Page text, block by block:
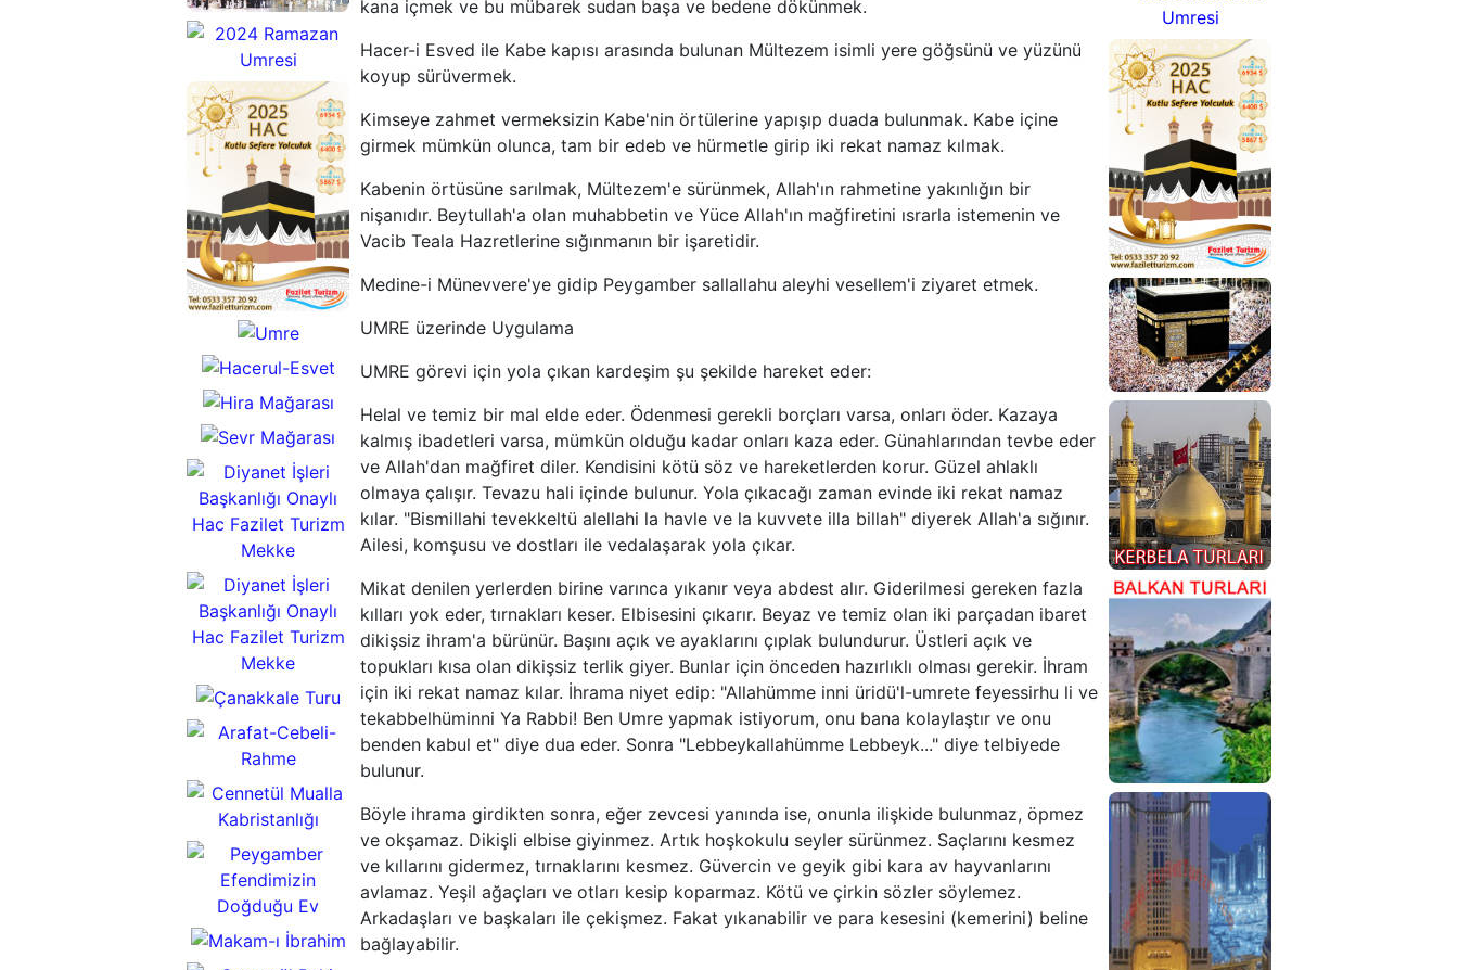
20 Günlük
Umre Turu
2026
Ramazan
Umresi
Turları
2026
Hac
Kutlu
Sefere
Yolculuk
15
Günlük
Umre
Turu
Hacerul-Esvet
Taşı
Nur Dağı
Hira Mağarası
Sevr Dağı
Sevr Mağarası
25
Günlük
Turu
15
Günlük
Umre
Turu
Turu
Cebeli Rahme
Cennetül
Mualla
Kabristanlığı
kana içmek ve bu mübarek sudan başa ve bedene dökünmek.
Hacer-i Esved ile Kabe kapısı arasında bulunan Mültezem isimli yere göğsünü ve yüzünü
koyup sürüvermek.
Kimseye zahmet vermeksizin Kabe'nin örtülerine yapışıp duada bulunmak. Kabe içine
girmek mümkün olunca, tam bir edeb ve hürmetle girip iki rekat namaz kılmak.
Kabenin örtüsüne sarılmak, Mültezem'e sürünmek, Allah'ın rahmetine yakınlığın bir
nişanıdır. Beytullah'a olan muhabbetin ve Yüce Allah'ın mağfiretini ısrarla istemenin ve
Vacib Teala Hazretlerine sığınmanın bir işaretidir.
Medine-i Münevvere'ye gidip Peygamber sallallahu aleyhi vesellem'i ziyaret etmek.
UMRE üzerinde Uygulama
UMRE görevi için yola çıkan kardeşim şu şekilde hareket eder:
Helal ve temiz bir mal elde eder. Ödenmesi gerekli borçları varsa, onları öder. Kazaya
kalmış ibadetleri varsa, mümkün olduğu kadar onları kaza eder. Günahlarından tevbe eder
ve Allah'dan mağfiret diler. Kendisini kötü söz ve hareketlerden korur. Güzel ahlaklı
olmaya çalışır. Tevazu hali içinde bulunur. Yola çıkacağı zaman evinde iki rekat namaz
kılar. "Bismillahi tevekkeltü alellahi la havle ve la kuvvete illa billah" diyerek Allah'a sığınır.
Ailesi, komşusu ve dostları ile vedalaşarak yola çıkar.
Mikat denilen yerlerden birine varınca yıkanır veya abdest alır. Giderilmesi gereken fazla
kılları yok eder, tırnakları keser. Elbisesini çıkarır. Beyaz ve temiz olan iki parçadan ibaret
dikişsiz ihram'a bürünür. Başını açık ve ayaklarını çıplak bulundurur. Üstleri açık ve
topukları kısa olan dikişsiz terlik giyer. Bunlar için önceden hazırlıklı olması gerekir. İhram
için iki rekat namaz kılar. İhrama niyet edip: "Allahümme inni üridü'l-umrete feyessirhu li ve
tekabbelhüminni Ya Rabbi! Ben Umre yapmak istiyorum, onu bana kolaylaştır ve onu
benden kabul et" diye dua eder. Sonra "Lebbeykallahümme Lebbeyk..." diye telbiyede
bulunur.
Böyle ihrama girdikten sonra, eğer zevcesi yanında ise, onunla ilişkide bulunmaz, öpmez
ve okşamaz. Dikişli elbise giyinmez. Artık hoşkokulu seyler sürünmez. Saçlarını kesmez
ve kıllarını gidermez, tırnaklarını kesmez. Güvercin ve geyik gibi kara av hayvanlarını
avlamaz. Yeşil ağaçları ve otları kesip koparmaz. Kötü ve çirkin sözler söylemez.
Arkadaşları ve başkaları ile çekişmez. Fakat yıkanabilir ve para kesesini (kemerini) beline
bağlayabilir.
2026
Umre
Turları
Fiyatları
2026
Ramazan
Umresi
Turları
2026
Hac
Kutlu
Yolculuk
10 Günlük
Lüks Umre
Kerbela
Irak
Turları
Balkan
Turu